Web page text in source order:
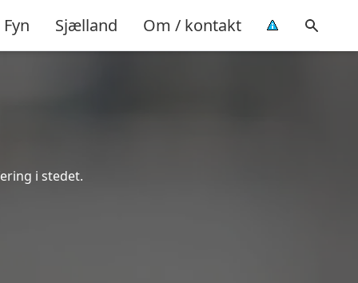
Fyn Sjælland Om / kontakt
i stedet.